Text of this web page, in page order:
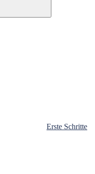
Erste Schritte